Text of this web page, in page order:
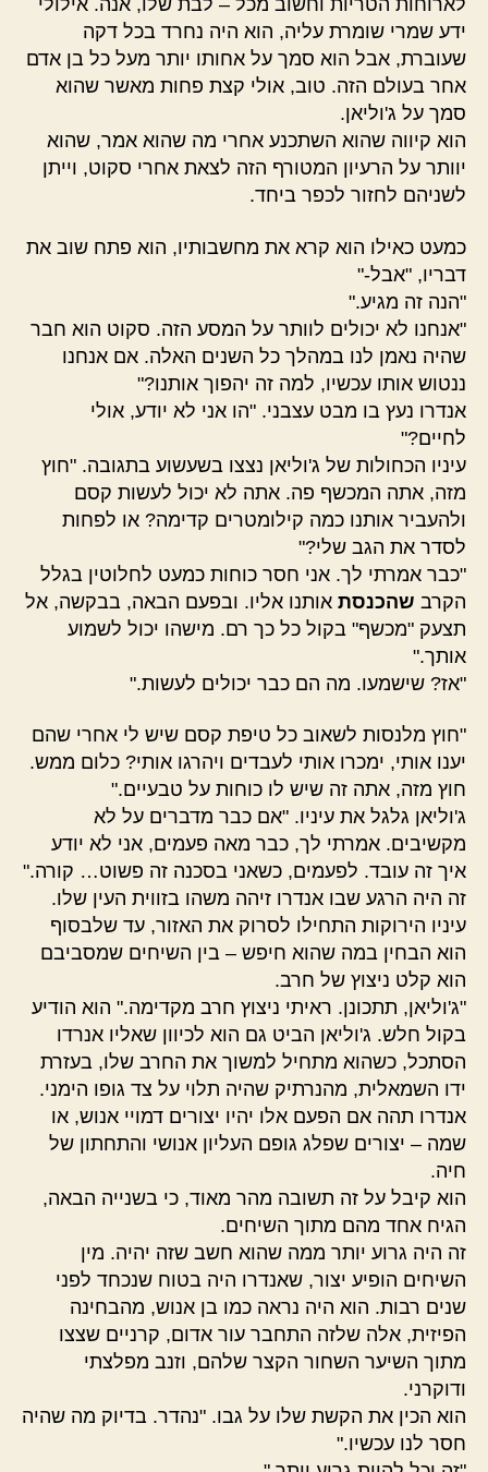
לארוחות הטריות וחשוב מכל – לבת שלו, אנה. אילולי
ידע שמרי שומרת עליה, הוא היה נחרד בכל דקה
שעוברת, אבל הוא סמך על אחותו יותר מעל כל בן אדם
אחר בעולם הזה. טוב, אולי קצת פחות מאשר שהוא
סמך על ג'וליאן.
הוא קיווה שהוא השתכנע אחרי מה שהוא אמר, שהוא
יוותר על הרעיון המטורף הזה לצאת אחרי סקוט, וייתן
לשניהם לחזור לכפר ביחד.
כמעט כאילו הוא קרא את מחשבותיו, הוא פתח שוב את
דבריו, "אבל-"
"הנה זה מגיע."
"אנחנו לא יכולים לוותר על המסע הזה. סקוט הוא חבר
שהיה נאמן לנו במהלך כל השנים האלה. אם אנחנו
ננטוש אותו עכשיו, למה זה יהפוך אותנו?"
אנדרו נעץ בו מבט עצבני. "הו אני לא יודע, אולי
לחיים?"
עיניו הכחולות של ג'וליאן נצצו בשעשוע בתגובה. "חוץ
מזה, אתה המכשף פה. אתה לא יכול לעשות קסם
ולהעביר אותנו כמה קילומטרים קדימה? או לפחות
לסדר את הגב שלי?"
"כבר אמרתי לך. אני חסר כוחות כמעט לחלוטין בגלל
הקרב שהכנסת אותנו אליו. ובפעם הבאה, בבקשה, אל
תצעק "מכשף" בקול כל כך רם. מישהו יכול לשמוע
אותך."
"אז? שישמעו. מה הם כבר יכולים לעשות."
"חוץ מלנסות לשאוב כל טיפת קסם שיש לי אחרי שהם
יענו אותי, ימכרו אותי לעבדים ויהרגו אותי? כלום ממש.
חוץ מזה, אתה זה שיש לו כוחות על טבעיים."
ג'וליאן גלגל את עיניו. "אם כבר מדברים על לא
מקשיבים. אמרתי לך, כבר מאה פעמים, אני לא יודע
איך זה עובד. לפעמים, כשאני בסכנה זה פשוט… קורה."
זה היה הרגע שבו אנדרו זיהה משהו בזווית העין שלו.
עיניו הירוקות התחילו לסרוק את האזור, עד שלבסוף
הוא הבחין במה שהוא חיפש – בין השיחים שמסביבם
הוא קלט ניצוץ של חרב.
"ג'וליאן, תתכונן. ראיתי ניצוץ חרב מקדימה." הוא הודיע
בקול חלש. ג'וליאן הביט גם הוא לכיוון שאליו אנרדו
הסתכל, כשהוא מתחיל למשוך את החרב שלו, בעזרת
ידו השמאלית, מהנרתיק שהיה תלוי על צד גופו הימני.
אנדרו תהה אם הפעם אלו יהיו יצורים דמויי אנוש, או
שמה – יצורים שפלג גופם העליון אנושי והתחתון של
חיה.
הוא קיבל על זה תשובה מהר מאוד, כי בשנייה הבאה,
הגיח אחד מהם מתוך השיחים.
זה היה גרוע יותר ממה שהוא חשב שזה יהיה. מין
השיחים הופיע יצור, שאנדרו היה בטוח שנכחד לפני
שנים רבות. הוא היה נראה כמו בן אנוש, מהבחינה
הפיזית, אלה שלזה התחבר עור אדום, קרניים שצצו
מתוך השיער השחור הקצר שלהם, וזנב מפלצתי
ודוקרני.
הוא הכין את הקשת שלו על גבו. "נהדר. בדיוק מה שהיה
חסר לנו עכשיו."